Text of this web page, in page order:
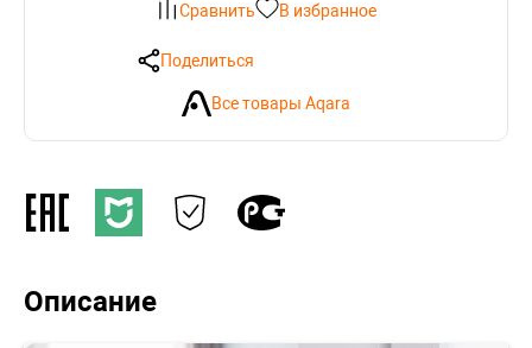
Сравнить В избранное
Поделиться
Все товары Aqara
Описание